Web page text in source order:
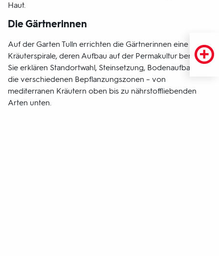
Haut.
Die Gärtnerinnen
Auf der Garten Tulln errichten die Gärtnerinnen eine
Kräuterspirale, deren Aufbau auf der Permakultur beruht.
Sie erklären Standortwahl, Steinsetzung, Bodenaufbau und
die verschiedenen Bepflanzungszonen – von
mediterranen Kräutern oben bis zu nährstoffliebenden
Arten unten.